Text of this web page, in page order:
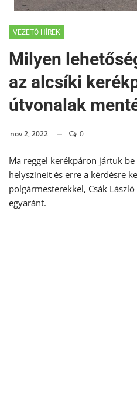
VEZETŐ HÍREK
Milyen
az alcsíki
útvonalak
nov 2, 2022 0
Ma reggel kerékpáron jártuk
helyszíneit és erre a kérdésre
polgármesterekkel, Csák
egyaránt.